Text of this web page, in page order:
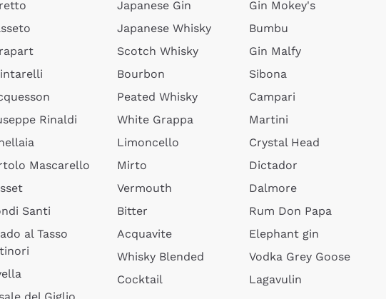
Rinaldi
Mascarello
Santi
al Tasso
Japanese Gin
Japanese Whisky
Scotch Whisky
Bourbon
Peated Whisky
White Grappa
Limoncello
Mirto
Vermouth
Bitter
Acquavite
Whisky Blended
Cocktail
Gin Mokey's
Bumbu
Gin Malfy
Sibona
Campari
Martini
Crystal Head
Dictador
Dalmore
Rum Don Papa
Elephant gin
Vodka Grey Goose
Lagavulin